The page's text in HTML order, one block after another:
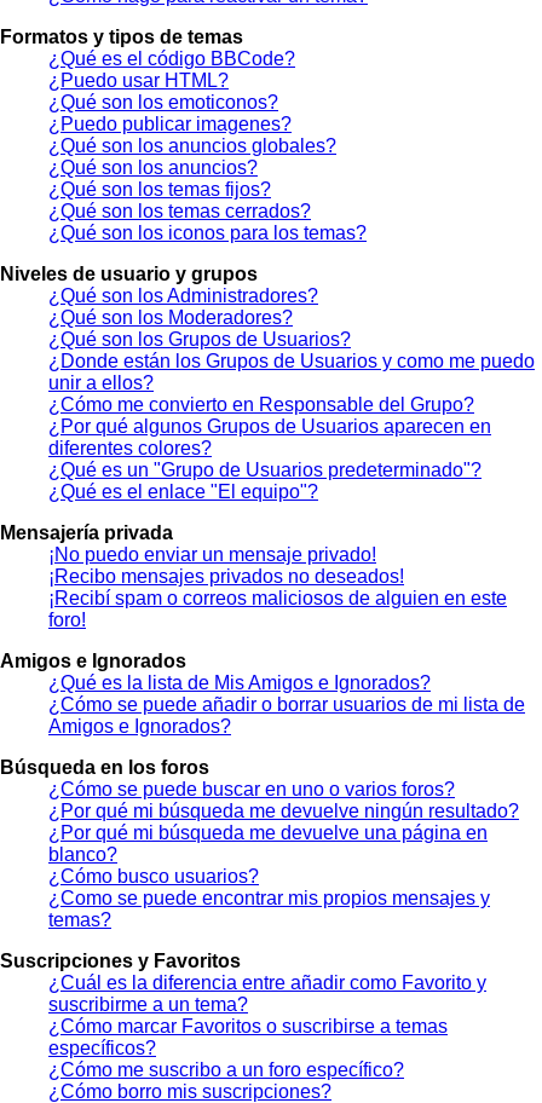
Formatos y tipos de temas
¿Qué es el código BBCode?
¿Puedo usar HTML?
¿Qué son los emoticonos?
¿Puedo publicar imagenes?
¿Qué son los anuncios globales?
¿Qué son los anuncios?
¿Qué son los temas fijos?
¿Qué son los temas cerrados?
¿Qué son los iconos para los temas?
Niveles de usuario y grupos
¿Qué son los Administradores?
¿Qué son los Moderadores?
¿Qué son los Grupos de Usuarios?
¿Donde están los Grupos de Usuarios y como me puedo
unir a ellos?
¿Cómo me convierto en Responsable del Grupo?
¿Por qué algunos Grupos de Usuarios aparecen en
diferentes colores?
¿Qué es un "Grupo de Usuarios predeterminado"?
¿Qué es el enlace "El equipo"?
Mensajería privada
¡No puedo enviar un mensaje privado!
¡Recibo mensajes privados no deseados!
¡Recibí spam o correos maliciosos de alguien en este
foro!
Amigos e Ignorados
¿Qué es la lista de Mis Amigos e Ignorados?
¿Cómo se puede añadir o borrar usuarios de mi lista de
Amigos e Ignorados?
Búsqueda en los foros
¿Cómo se puede buscar en uno o varios foros?
¿Por qué mi búsqueda me devuelve ningún resultado?
¿Por qué mi búsqueda me devuelve una página en
blanco?
¿Cómo busco usuarios?
¿Como se puede encontrar mis propios mensajes y
temas?
Suscripciones y Favoritos
¿Cuál es la diferencia entre añadir como Favorito y
suscribirme a un tema?
¿Cómo marcar Favoritos o suscribirse a temas
específicos?
¿Cómo me suscribo a un foro específico?
¿Cómo borro mis suscripciones?